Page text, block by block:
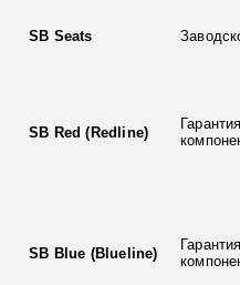
SB Seats
SB Red (Redline)
SB Blue (Blueline)